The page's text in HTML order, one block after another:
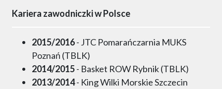
Kariera zawodniczki w Polsce
2015/2016- JTC Pomarańczarnia MUKS
Poznań (TBLK)
2014/2015- Basket ROW Rybnik (TBLK)
2013/2014- King Wilki Morskie Szczecin